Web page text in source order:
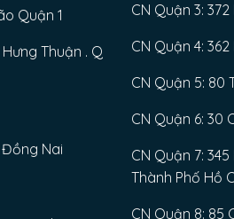
Quận 1
Thuận . Q
Đồng Nai
CN Quận 3:
CN Quận 4:
CN Quận 5: 80
CN Quận 6: 30
CN Quận 7:
Thành Phố Hồ
CN Quận 8: 85